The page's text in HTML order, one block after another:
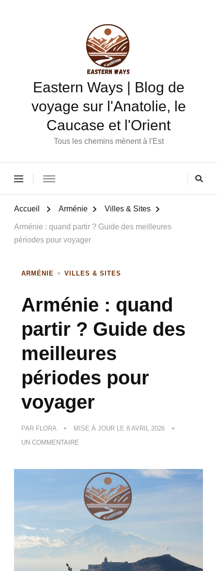
Eastern Ways | Blog de
voyage sur l'Anatolie, le
Caucase et l'Orient
Tous les chemins mènent à l'Est
Accueil Arménie Villes & Sites
Arménie : quand partir ? Guide des meilleures
périodes pour voyager
ARMÉNIE VILLES & SITES
Arménie : quand
partir ? Guide des
meilleures
périodes pour
voyager
PAR FLORA MISE À JOUR LE 8 AVRIL 2026
UN COMMENTAIRE
QUAND
PARTIR
GUIDE
DES
MEILLEURES
PÉRIODES
POUR
VOYAGER